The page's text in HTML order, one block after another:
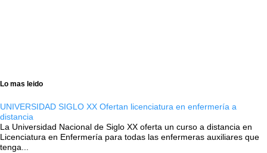
Lo mas leido
UNIVERSIDAD SIGLO XX Ofertan licenciatura en enfermería a
distancia
La Universidad Nacional de Siglo XX oferta un curso a distancia en
Licenciatura en Enfermería para todas las enfermeras auxiliares que
tenga...